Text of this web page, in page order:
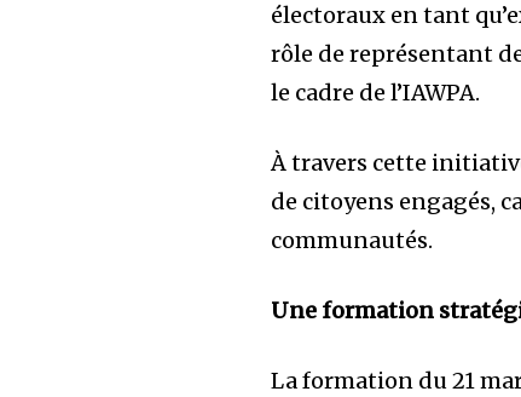
électoraux en tant
rôle de représentant
le cadre de l’IAWPA.
À travers cette
de citoyens engagés,
communautés.
Une formation
La formation du 21